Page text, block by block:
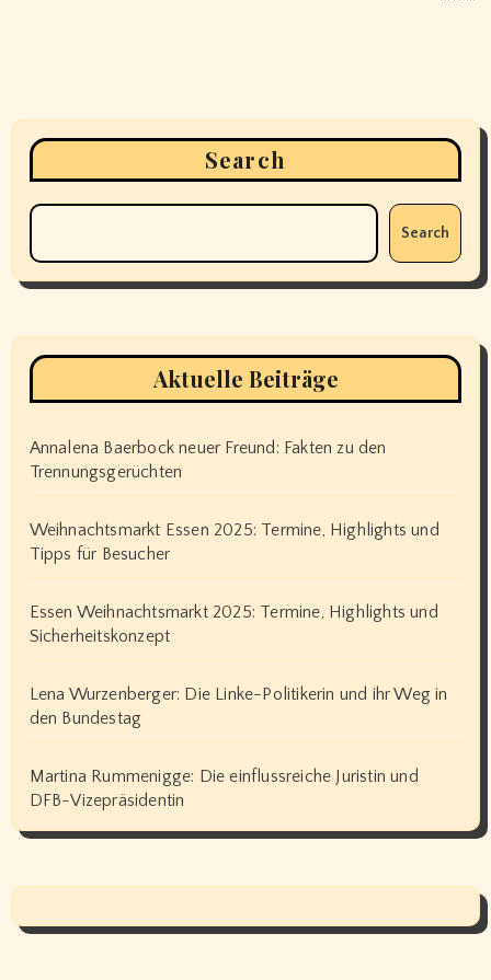
Search
Search
Aktuelle Beiträge
Annalena Baerbock neuer Freund: Fakten zu den
Trennungsgerüchten
Weihnachtsmarkt Essen 2025: Termine, Highlights und
Tipps für Besucher
Essen Weihnachtsmarkt 2025: Termine, Highlights und
Sicherheitskonzept
Lena Wurzenberger: Die Linke-Politikerin und ihr Weg in
den Bundestag
Martina Rummenigge: Die einflussreiche Juristin und
DFB-Vizepräsidentin